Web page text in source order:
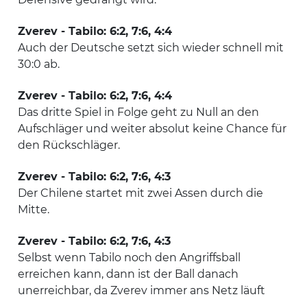
Zverev - Tabilo: 6:2, 7:6, 4:4
Auch der Deutsche setzt sich wieder schnell mit
30:0 ab.
Zverev - Tabilo: 6:2, 7:6, 4:4
Das dritte Spiel in Folge geht zu Null an den
Aufschläger und weiter absolut keine Chance für
den Rückschläger.
Zverev - Tabilo: 6:2, 7:6, 4:3
Der Chilene startet mit zwei Assen durch die
Mitte.
Zverev - Tabilo: 6:2, 7:6, 4:3
Selbst wenn Tabilo noch den Angriffsball
erreichen kann, dann ist der Ball danach
unerreichbar, da Zverev immer ans Netz läuft